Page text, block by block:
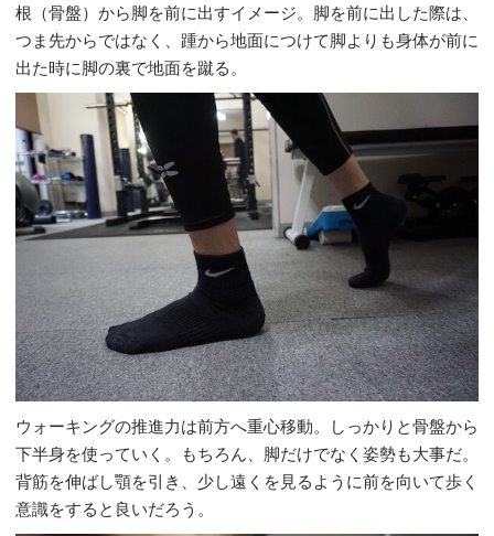
根（骨盤）から脚を前に出すイメージ。脚を前に出した際は、
つま先からではなく、踵から地面につけて脚よりも身体が前に
出た時に脚の裏で地面を蹴る。
ウォーキングの推進力は前方へ重心移動。しっかりと骨盤から
下半身を使っていく。もちろん、脚だけでなく姿勢も大事だ。
背筋を伸ばし顎を引き、少し遠くを見るように前を向いて歩く
意識をすると良いだろう。